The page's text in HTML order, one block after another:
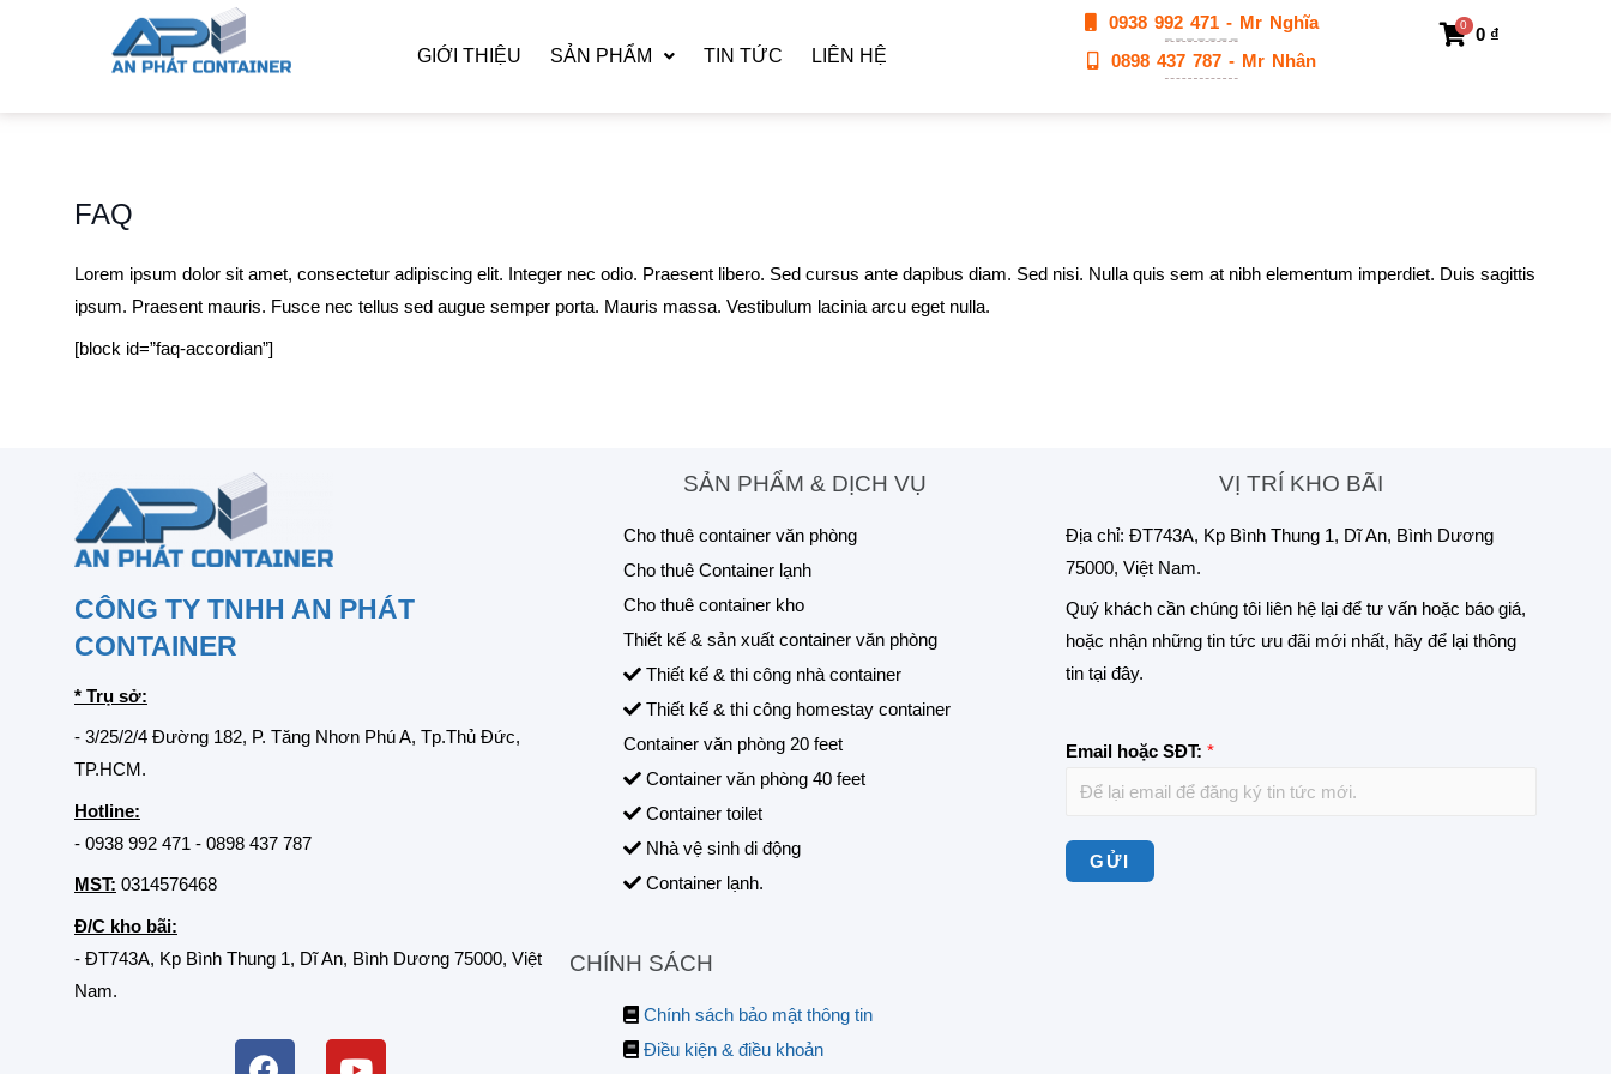
GIỚI THIỆU SẢN PHẨM TIN TỨC LIÊN HỆ
0938 992 471 - Mr Nghĩa
0898 437 787 - Mr Nhân
0 ₫
0
FAQ
Lorem ipsum dolor sit amet, consectetur adipiscing elit. Integer nec odio. Praesent libero. Sed cursus ante dapibus diam. Sed nisi. Nulla quis sem at nibh elementum imperdiet. Duis sagittis
ipsum. Praesent mauris. Fusce nec tellus sed augue semper porta. Mauris massa. Vestibulum lacinia arcu eget nulla.
[block id=”faq-accordian”]
CÔNG TY TNHH AN PHÁT
CONTAINER
* Trụ sở:
- 3/25/2/4 Đường 182, P. Tăng Nhơn Phú A, Tp.Thủ Đức,
TP.HCM.
Hotline:
- 0938 992 471 - 0898 437 787
MST: 0314576468
Đ/C kho bãi:
- ĐT743A, Kp Bình Thung 1, Dĩ An, Bình Dương 75000, Việt
Nam.
SẢN PHẨM & DỊCH VỤ
Cho thuê container văn phòng
Cho thuê Container lạnh
Cho thuê container kho
Thiết kế & sản xuất container văn phòng
Thiết kế & thi công nhà container
Thiết kế & thi công homestay container
Container văn phòng 20 feet
Container văn phòng 40 feet
Container toilet
Nhà vệ sinh di động
Container lạnh.
CHÍNH SÁCH
Chính sách bảo mật thông tin
Điều kiện & điều khoản
VỊ TRÍ KHO BÃI
Địa chỉ: ĐT743A, Kp Bình Thung 1, Dĩ An, Bình Dương
75000, Việt Nam.
Quý khách cần chúng tôi liên hệ lại để tư vấn hoặc báo giá,
hoặc nhận những tin tức ưu đãi mới nhất, hãy để lại thông
tin tại đây.
Email hoặc SĐT: *
GỬI